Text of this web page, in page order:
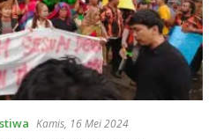
Kamis, 16 Mei 2024